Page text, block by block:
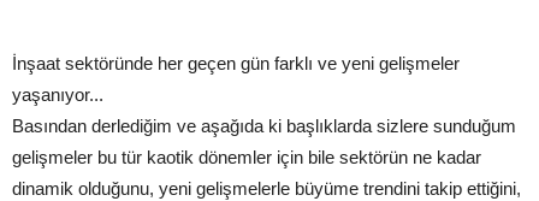
İnşaat sektöründe her geçen gün farklı ve yeni gelişmeler
yaşanıyor...
Basından derlediğim ve aşağıda ki başlıklarda sizlere sunduğum
gelişmeler bu tür kaotik dönemler için bile sektörün ne kadar
dinamik olduğunu, yeni gelişmelerle büyüme trendini takip ettiğini,